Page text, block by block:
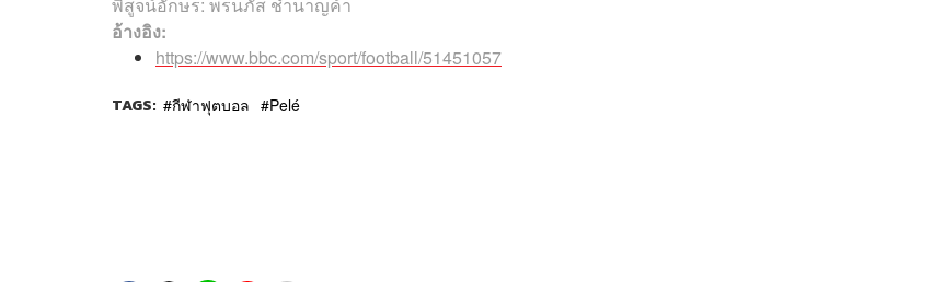
อ้างอิง:
https://www.bbc.com/sport/football/51451057
TAGS: กีฬาฟุตบอล Pelé